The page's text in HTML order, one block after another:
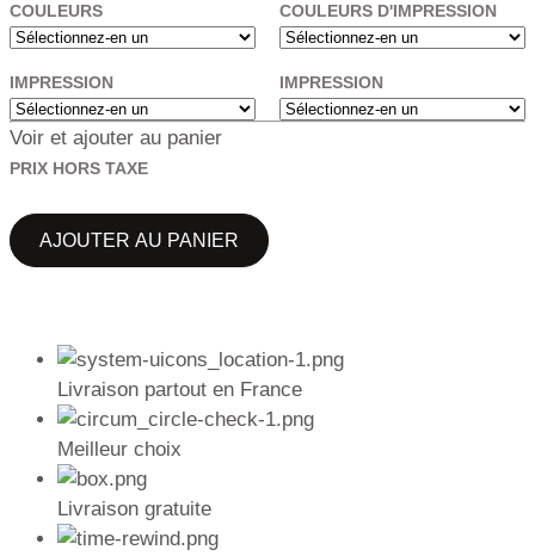
COULEURS COULEURS D'IMPRESSION
IMPRESSION IMPRESSION
Voir et ajouter au panier
PRIX HORS TAXE
AJOUTER AU PANIER
Livraison partout en France
Meilleur choix
Livraison gratuite